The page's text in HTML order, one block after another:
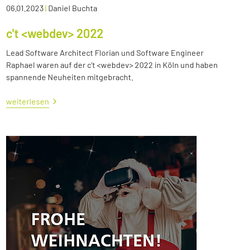
06.01.2023| Daniel Buchta
c't <webdev> 2022
Lead Software Architect Florian und Software Engineer
Raphael waren auf der c't <webdev> 2022 in Köln und haben
spannende Neuheiten mitgebracht.
weiterlesen